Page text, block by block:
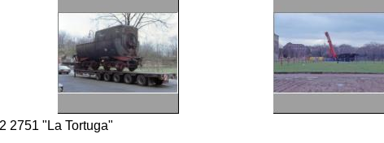
2751 "La Tortuga"